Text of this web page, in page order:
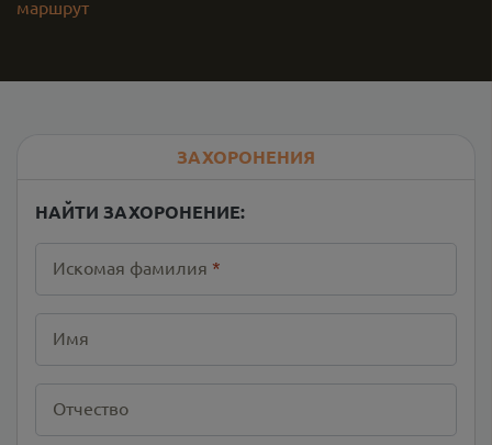
маршрут
ЗАХОРОНЕНИЯ
НАЙТИ ЗАХОРОНЕНИЕ:
Искомая фамилия *
Имя
Отчество